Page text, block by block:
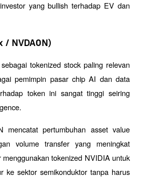
yang bullish terhadap EV dan
/ NVDAON)
tokenized stock paling relevan
pemimpin pasar chip AI dan data
token ini sangat tinggi seiring
mencatat pertumbuhan asset value
volume transfer yang meningkat
tokenized NVIDIA untuk
ke sektor semikonduktor tanpa harus